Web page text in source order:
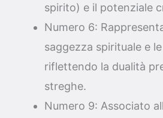
spirito) e il potenziale
Numero 6:
saggezza spirituale e
riflettendo la dualità
streghe.
Numero 9: Associato